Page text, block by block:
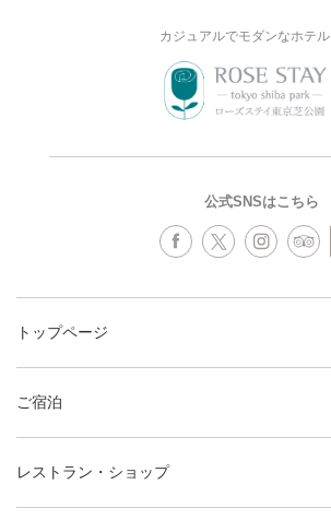
カジュアルでモダンなホテル
公式SNSはこちら
トップページ
ご宿泊
レストラン・ショップ